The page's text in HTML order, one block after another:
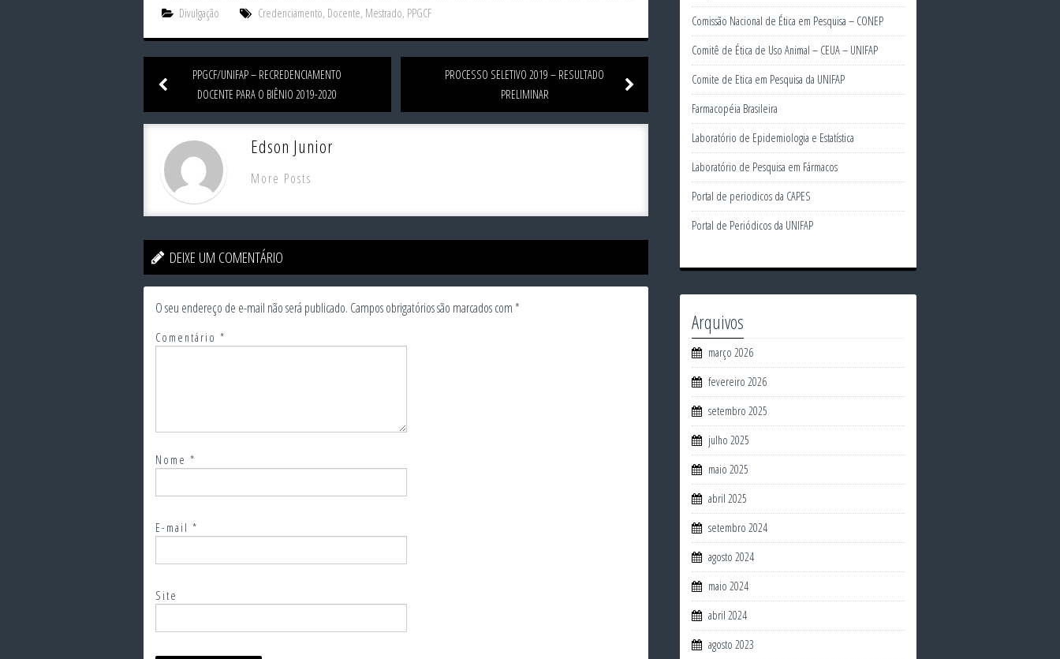
Divulgação Credenciamento, Docente, Mestrado, PPGCF
PPGCF/UNIFAP – RECREDENCIAMENTO
DOCENTE PARA O BIÊNIO 2019-2020
PROCESSO SELETIVO 2019 – RESULTADO
PRELIMINAR
Edson Junior
More Posts
DEIXE UM COMENTÁRIO
O seu endereço de e-mail não será publicado. Campos obrigatórios são marcados com *
Comentário *
Nome *
E-mail *
Site
Comissão Nacional de Ética em Pesquisa – CONEP
Comitê de Ética de Uso Animal – CEUA – UNIFAP
Comite de Etica em Pesquisa da UNIFAP
Farmacopéia Brasileira
Laboratório de Epidemiologia e Estatística
Laboratório de Pesquisa em Fármacos
Portal de periodicos da CAPES
Portal de Periódicos da UNIFAP
Arquivos
março 2026
fevereiro 2026
setembro 2025
julho 2025
maio 2025
abril 2025
setembro 2024
agosto 2024
maio 2024
abril 2024
agosto 2023